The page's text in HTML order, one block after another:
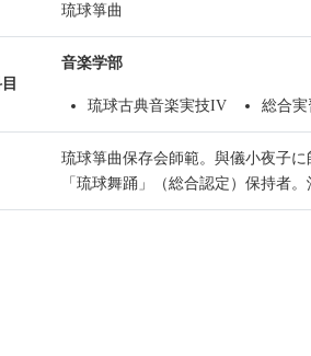
琉球箏曲
音楽学部
琉球古典音楽実技IV 総合
琉球箏曲保存会師範。與儀小夜子
「琉球舞踊」（総合認定）保持者